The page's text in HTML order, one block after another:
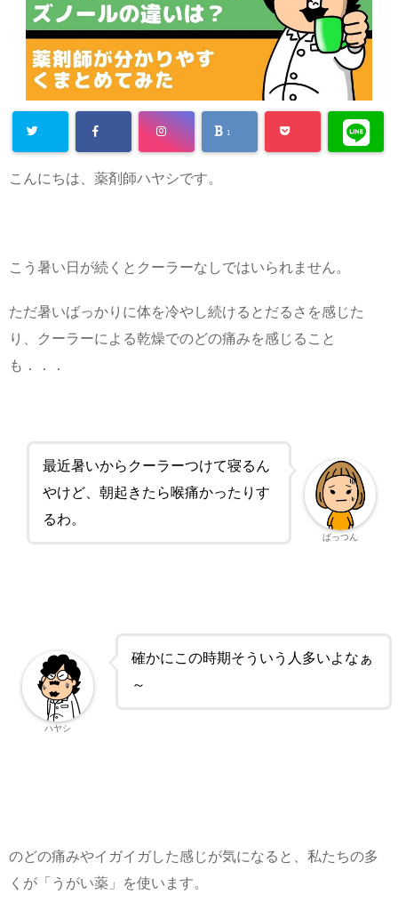
1
こんにちは、薬剤師ハヤシです。
こう暑い日が続くとクーラーなしではいられません。
ただ暑いばっかりに体を冷やし続けるとだるさを感じた
り、クーラーによる乾燥でのどの痛みを感じること
も．．．
最近暑いからクーラーつけて寝るん
やけど、朝起きたら喉痛かったりす
るわ。
ぱっつん
確かにこの時期そういう人多いよなぁ
～
ハヤシ
のどの痛みやイガイガした感じが気になると、私たちの多
くが「うがい薬」を使います。